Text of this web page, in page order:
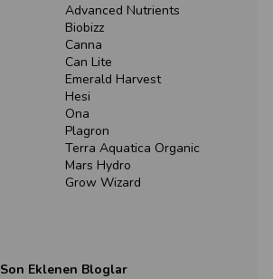
Advanced Nutrients
Biobizz
Canna
Can Lite
Emerald Harvest
Hesi
Ona
Plagron
Terra Aquatica Organic
Mars Hydro
Grow Wizard
Son Eklenen Bloglar